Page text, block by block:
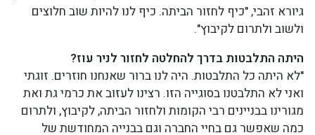
גיורא זהבי, "כיף לחזור הביתה. כיף לנו להיות שוב חלוצים
ולשוב ולתרום לקיבוץ".
היתה התלבטות בדרך להחלטה לחזור לניר עוז?
"לא היתה כל התלבטות. היה לנו ברור שאנחנו חוזרים. זוגתי
ואני לא התלבטנו בסוגייה הזו. רצינו לעזוב את כרמי גת ואת
מגורינו בבניינים רבי הקומות ולחזור הביתה, לקיבוץ, ולתרום
כמה שאפשר גם בחיי החברה וגם בבנייה המחודשת של